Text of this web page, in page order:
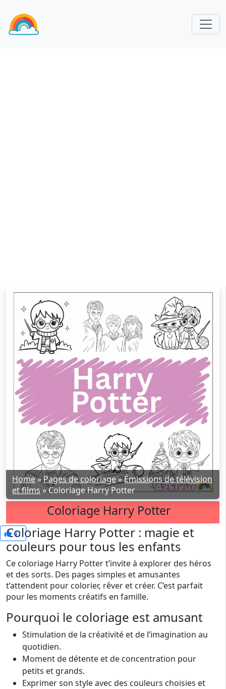
Home»Pages de coloriage »Émissions de télévision
et films»Coloriage Harry Potter
Coloriage Harry Potter
41
Coloriage Harry Potter : magie et
couleurs pour tous les enfants
Ce coloriage Harry Potter t’invite à explorer des héros
et des sorts. Des pages simples et amusantes
t’attendent pour colorier, rêver et créer. C’est parfait
pour les moments créatifs en famille.
Pourquoi le coloriage est amusant
Stimulation de la créativité et de l’imagination au
quotidien.
Moment de détente et de concentration pour
petits et grands.
Exprimer son style avec des couleurs choisies et